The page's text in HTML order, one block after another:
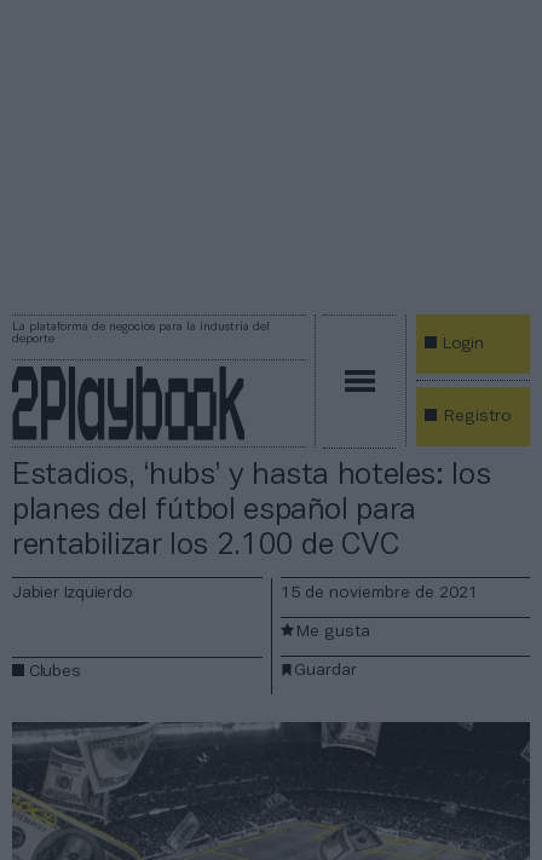
La plataforma de negocios para la industria del
deporte
Login
Registro
Estadios, ‘hubs’ y hasta hoteles: los
planes del fútbol español para
rentabilizar los 2.100 de CVC
Jabier Izquierdo
Clubes
15 de noviembre de 2021
Guardar
Me gusta